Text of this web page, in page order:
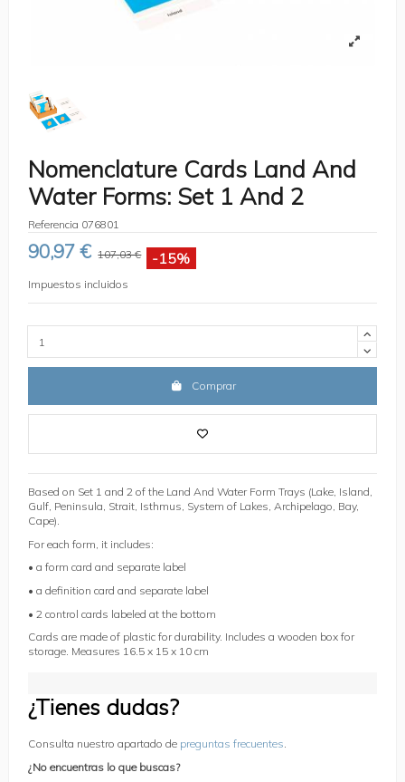
Nomenclature Cards Land And
Water Forms: Set 1 And 2
Referencia 076801
90,97 € 107,03 € -15%
Impuestos incluidos
Comprar
Based on Set 1 and 2 of the Land And Water Form Trays (Lake, Island,
Gulf, Peninsula, Strait, Isthmus, System of Lakes, Archipelago, Bay,
Cape).
For each form, it includes:
• a form card and separate label
• a definition card and separate label
• 2 control cards labeled at the bottom
Cards are made of plastic for durability. Includes a wooden box for
storage. Measures 16.5 x 15 x 10 cm
¿Tienes dudas?
Consulta nuestro apartado de preguntas frecuentes.
¿No encuentras lo que buscas?